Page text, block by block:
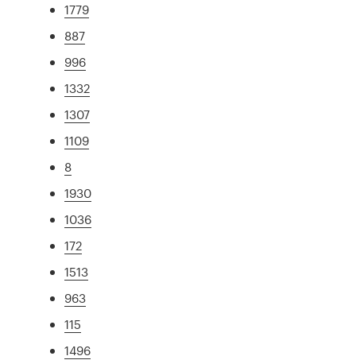
1779
887
996
1332
1307
1109
8
1930
1036
172
1513
963
115
1496